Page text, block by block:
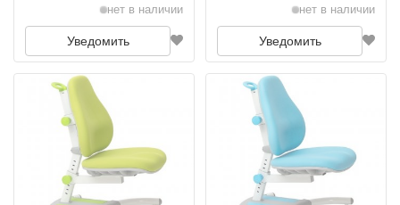
нет в наличии
Уведомить
нет в наличии
Уведомить